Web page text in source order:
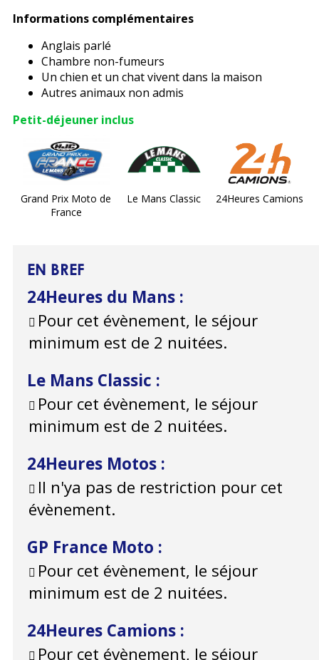
Informations complémentaires
Anglais parlé
Chambre non-fumeurs
Un chien et un chat vivent dans la maison
Autres animaux non admis
Petit-déjeuner inclus
Grand Prix Moto de
France
Le Mans Classic 24Heures Camions
EN BREF
24Heures du Mans :
Pour cet évènement, le séjour
minimum est de 2 nuitées.
Le Mans Classic :
Pour cet évènement, le séjour
minimum est de 2 nuitées.
24Heures Motos :
Il n'ya pas de restriction pour cet
évènement.
GP France Moto :
Pour cet évènement, le séjour
minimum est de 2 nuitées.
24Heures Camions :
Pour cet évènement, le séjour